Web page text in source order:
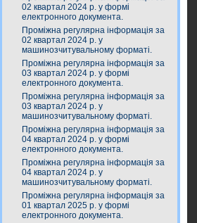
02 квартал 2024 р. у формі
електронного документа.
Проміжна регулярна інформація за
02 квартал 2024 р. у
машинозчитувальному форматі.
Проміжна регулярна інформація за
03 квартал 2024 р. у формі
електронного документа.
Проміжна регулярна інформація за
03 квартал 2024 р. у
машинозчитувальному форматі.
Проміжна регулярна інформація за
04 квартал 2024 р. у формі
електронного документа.
Проміжна регулярна інформація за
04 квартал 2024 р. у
машинозчитувальному форматі.
Проміжна регулярна інформація за
01 квартал 2025 р. у формі
електронного документа.